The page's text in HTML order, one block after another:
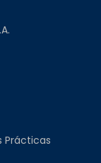
Prácticas